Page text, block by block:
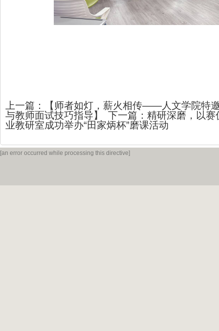
上一篇：
【师者如灯，薪火相传——人文学院特
与教师面试技巧指导】
下一篇： 精研深磨，以
业教研室成功举办“田家炳杯”磨课活动
[an error occurred while processing this directive]